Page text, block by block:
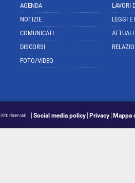
AGENDA
NOTIZIE
COMUNICATI
DISCORSI
FOTO/VIDEO
LAVORI
LEGGI E
riservati Social media policy Privacy Mappa